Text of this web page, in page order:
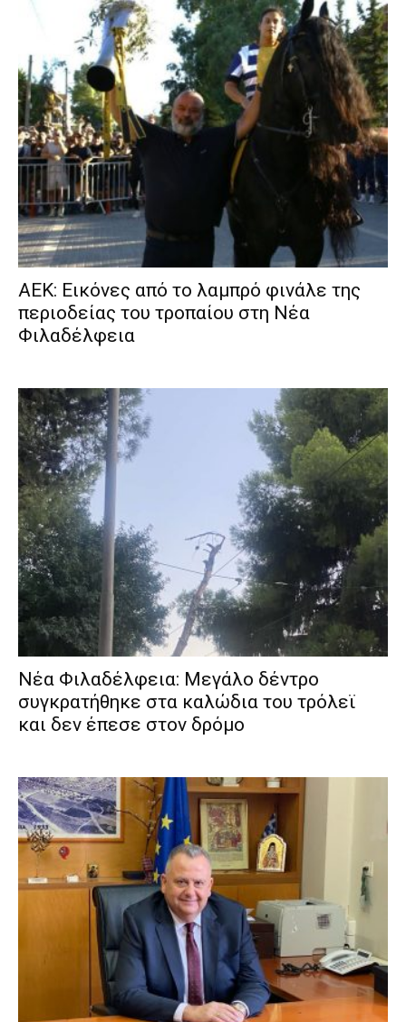
ΑΕΚ: Εικόνες από το λαμπρό φινάλε της
περιοδείας του τροπαίου στη Νέα
Φιλαδέλφεια
Νέα Φιλαδέλφεια: Μεγάλο δέντρο
συγκρατήθηκε στα καλώδια του τρόλεϊ
και δεν έπεσε στον δρόμο